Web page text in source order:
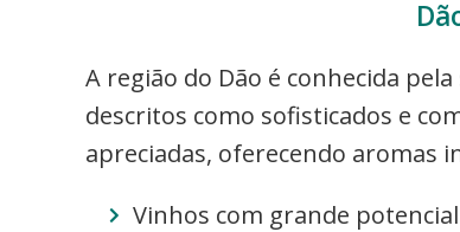
A região do Dão é conhecida
descritos como sofisticados e
apreciadas, oferecendo aromas
Vinhos com grande